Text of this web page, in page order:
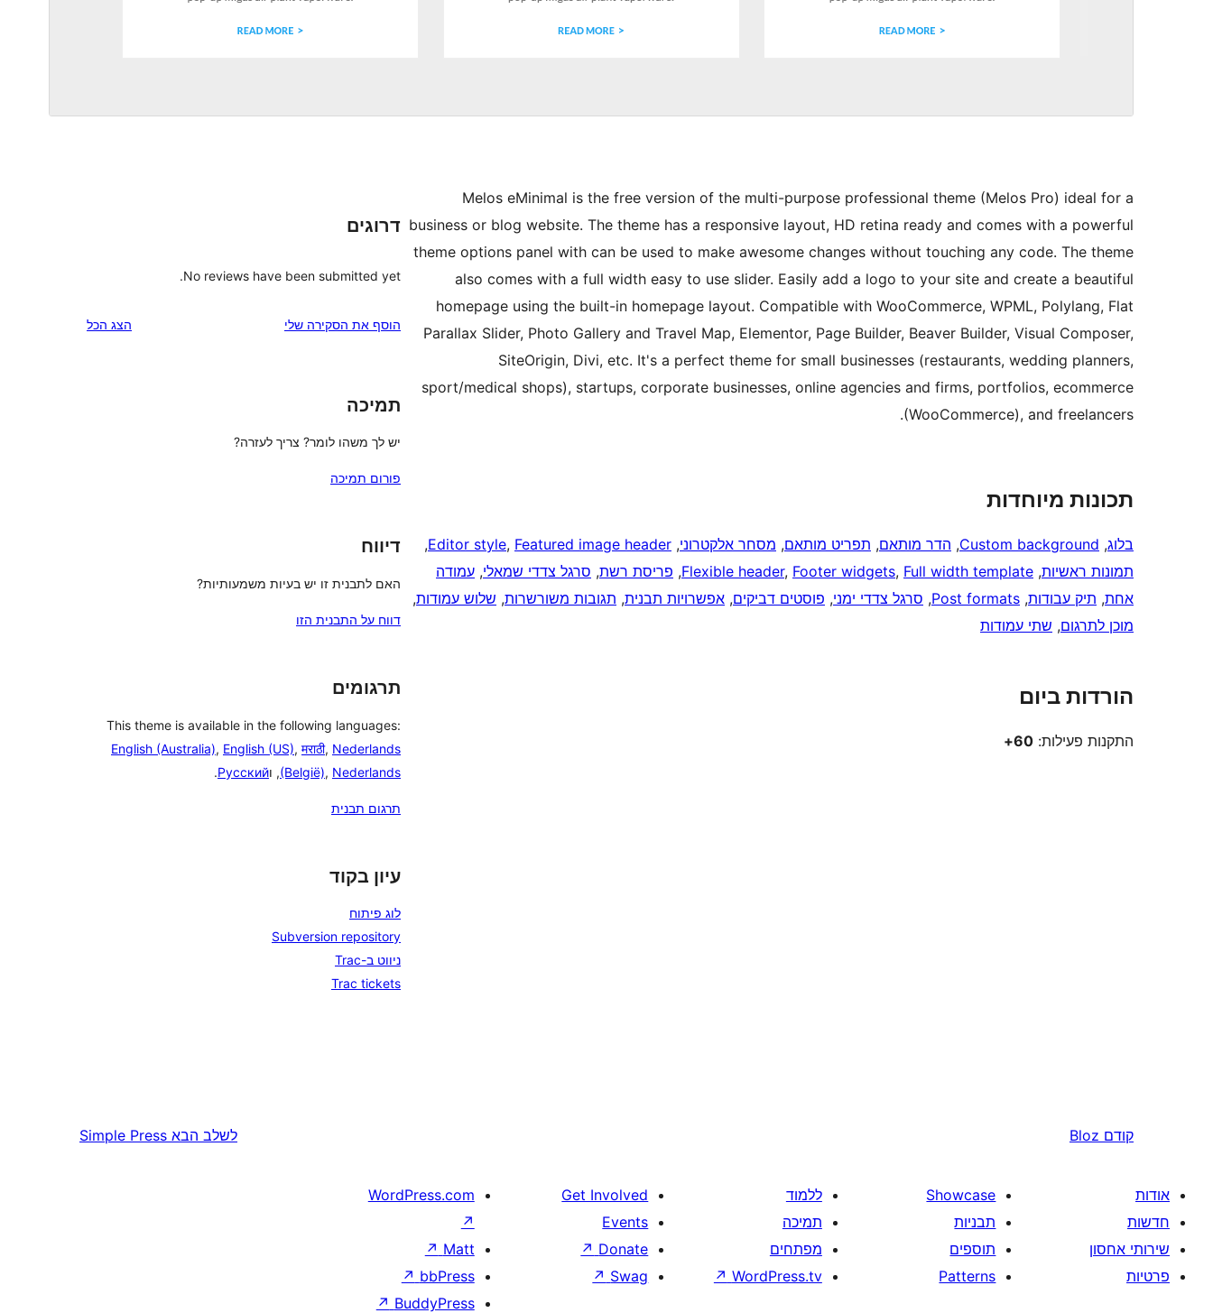
Melos eMinimal is the free version of the multi-purpose professional theme (Melos Pro) ideal for a
business or blog website. The theme has a responsive layout, HD retina ready and comes with a powerful
theme options panel with can be used to make awesome changes without touching any code. The theme
also comes with a full width easy to use slider. Easily add a logo to your site and create a beautiful
homepage using the built-in homepage layout. Compatible with WooCommerce, WPML, Polylang, Flat
Parallax Slider, Photo Gallery and Travel Map, Elementor, Page Builder, Beaver Builder, Visual Composer,
SiteOrigin, Divi, etc. It's a perfect theme for small businesses (restaurants, wedding planners,
sport/medical shops), startups, corporate businesses, online agencies and firms, portfolios, ecommerce
(WooCommerce), and freelancers.
תכונות מיוחדות
בלוג,
Custom background
, הדר מותאם, תפריט מותאם, מסחר אלקטרוני,
Editor style, Featured image header
,
תמונות ראשיות,
Flexible header, Footer widgets, Full width template
, פריסת רשת, סרגל צדדי שמאלי, עמודה
אחת, תיק עבודות,
Post formats
, סרגל צדדי ימני, פוסטים דביקים, אפשרויות תבנית, תגובות משורשרות, שלוש עמודות,
מוכן לתרגום, שתי עמודות
הורדות ביום
התקנות פעילות: 60+
דרוגים
No reviews have been submitted yet.
הוסף את הסקירה שלי הצג הכל
תמיכה
יש לך משהו לומר? צריך לעזרה?
פורום תמיכה
דיווח
האם לתבנית זו יש בעיות משמעותיות?
דווח על התבנית הזו
תרגומים
This theme is available in the following languages:
English (Australia), English (US), मराठी, Nederlands
(België), Nederlands , וРусский
.
תרגום תבנית
עיון בקוד
לוג פיתוח
Subversion repository
ניווט ב-Trac
Trac tickets
קודם Bloz לשלב הבא Simple Press
אודות
חדשות
שירותי אחסון
פרטיות
Showcase
תבניות
תוספים
Patterns
ללמוד
תמיכה
מפתחים
WordPress.tv
↗
Get Involved
Events
Donate
↗
Swag
↗
WordPress.com
↗
Matt
↗
bbPress
↗
BuddyPress
↗